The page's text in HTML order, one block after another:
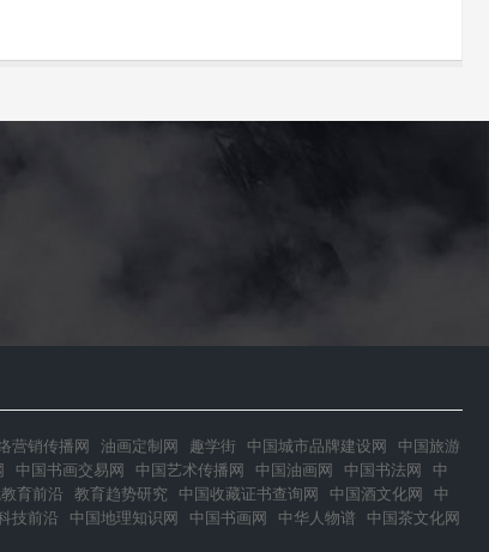
营销传播网 油画定制网 趣学街 中国城市品牌建设网
中国旅游
中国书画交易网 中国艺术传播网 中国油画网 中国书法网
中
育前沿 教育趋势研究 中国收藏证书查询网 中国酒文化网
中
技前沿 中国地理知识网 中国书画网 中华人物谱
中国茶文化网